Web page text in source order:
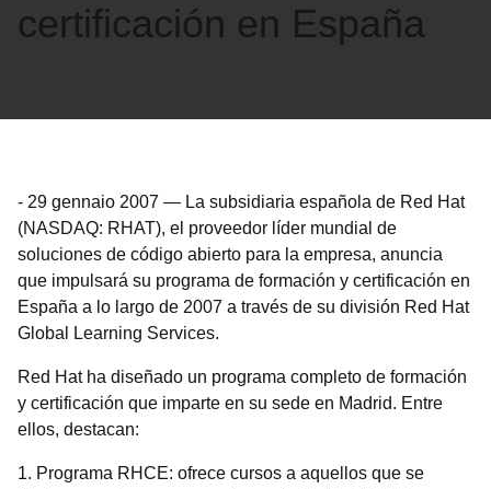
certificación en España
- 29 gennaio 2007 — La subsidiaria española de Red Hat
(NASDAQ: RHAT), el proveedor líder mundial de
soluciones de código abierto para la empresa, anuncia
que impulsará su programa de formación y certificación en
España a lo largo de 2007 a través de su división Red Hat
Global Learning Services.
Red Hat ha diseñado un programa completo de formación
y certificación que imparte en su sede en Madrid. Entre
ellos, destacan:
1. Programa RHCE: ofrece cursos a aquellos que se